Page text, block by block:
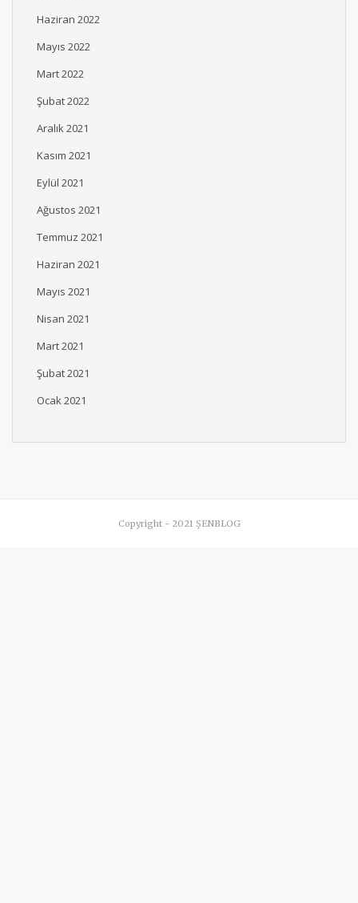
Haziran 2022
Mayıs 2022
Mart 2022
Şubat 2022
Aralık 2021
Kasım 2021
Eylül 2021
Ağustos 2021
Temmuz 2021
Haziran 2021
Mayıs 2021
Nisan 2021
Mart 2021
Şubat 2021
Ocak 2021
Copyright - 2021 ŞENBLOG